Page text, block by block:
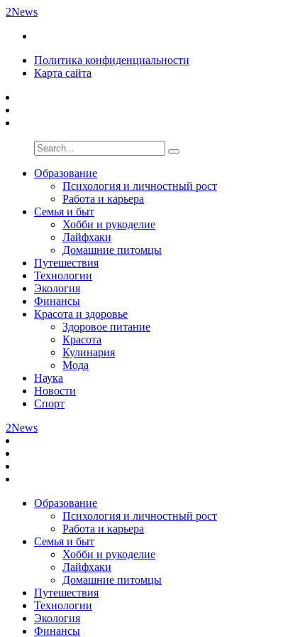
2News
Политика конфиденциальности
Карта сайта
Образование
Психология и личностный рост
Работа и карьера
Семья и быт
Хобби и рукоделие
Лайфхаки
Домашние питомцы
Путешествия
Технологии
Экология
Финансы
Красота и здоровье
Здоровое питание
Красота
Кулинария
Мода
Наука
Новости
Спорт
2News
Образование
Психология и личностный рост
Работа и карьера
Семья и быт
Хобби и рукоделие
Лайфхаки
Домашние питомцы
Путешествия
Технологии
Экология
Финансы